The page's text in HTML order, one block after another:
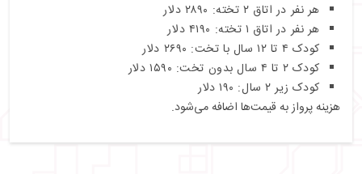
هر نفر در اتاق ۲ تخته: ۲۸۹۰ دلار
هر نفر در اتاق ۱ تخته: ۴۱۹۰ دلار
کودک ۴ تا ۱۲ سال با تخت: ۲۶۹۰ دلار
کودک ۲ تا ۴ سال بدون تخت: ۱۵۹۰ دلار
کودک زیر ۲ سال: ۱۹۰ دلار
هزینه پرواز به قیمت‌ها اضافه می‌شود.